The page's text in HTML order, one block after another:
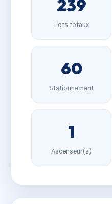
239
Lots totaux
60
Stationnement
1
Ascenseur(s)